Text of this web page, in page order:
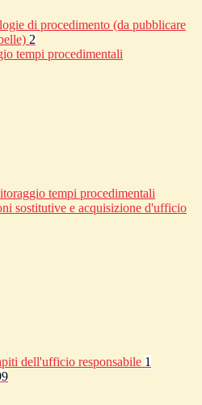
di procedimento (da pubblicare
2
tempi procedimentali
tempi procedimentali
sostitutive e acquisizione d'ufficio
dell'ufficio responsabile 1